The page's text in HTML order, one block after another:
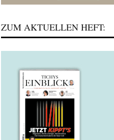
ZUM AKTUELLEN HEFT: